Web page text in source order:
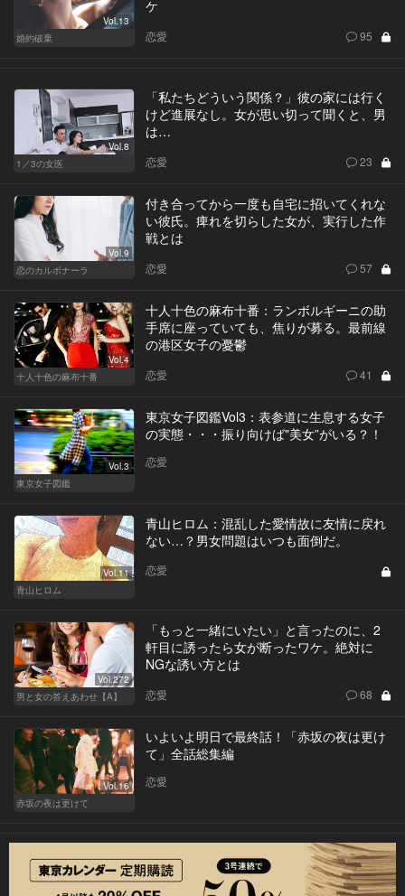
Vol.13
婚約破棄
ケ
恋愛 95
Vol.8
1／3の女医
「私たちどういう関係？」彼の家には行く
けど進展なし。女が思い切って聞くと、男
は…
恋愛 23
Vol.9
恋のカルボナーラ
付き合ってから一度も自宅に招いてくれな
い彼氏。痺れを切らした女が、実行した作
戦とは
恋愛 57
Vol.4
十人十色の麻布十番
十人十色の麻布十番：ランボルギーニの助
手席に座っていても、焦りが募る。最前線
の港区女子の憂鬱
恋愛 41
Vol.3
東京女子図鑑
東京女子図鑑Vol3：表参道に生息する女子
の実態・・・振り向けば"美女”がいる？！
恋愛
Vol.11
青山ヒロム
青山ヒロム：混乱した愛情故に友情に戻れ
ない…？男女問題はいつも面倒だ。
恋愛
Vol.272
男と女の答えあわせ【A】
「もっと一緒にいたい」と言ったのに、2
軒目に誘ったら女が断ったワケ。絶対に
NGな誘い方とは
恋愛 68
Vol.16
赤坂の夜は更けて
いよいよ明日で最終話！「赤坂の夜は更け
て」全話総集編
恋愛